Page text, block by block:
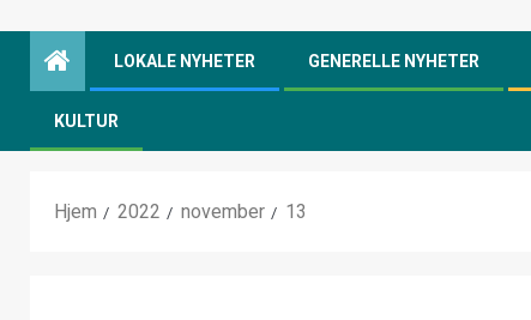
LOKALE NYHETER GENERELLE NYHETER
KULTUR
Hjem 2022 november 13